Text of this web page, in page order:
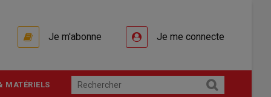
Je m'abonne Je me connecte
MATÉRIELS